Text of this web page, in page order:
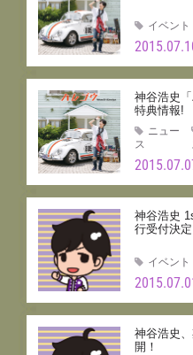
イベン
神谷浩史
特典情報!
ニュー
ス
神谷浩史
行受付決定
イベン
神谷浩史
開！